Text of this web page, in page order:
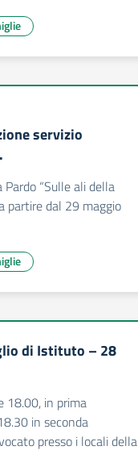
servizio
“Sulle ali della
partire dal 29 maggio
di Istituto – 28
18.00, in prima
in seconda
presso i locali della